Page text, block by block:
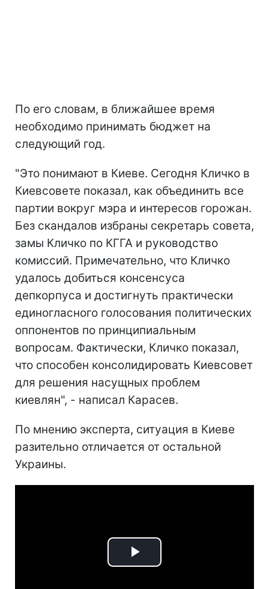
По его словам, в ближайшее время
необходимо принимать бюджет на
следующий год.
"Это понимают в Киеве. Сегодня Кличко в
Киевсовете показал, как объединить все
партии вокруг мэра и интересов горожан.
Без скандалов избраны секретарь совета,
замы Кличко по КГГА и руководство
комиссий. Примечательно, что Кличко
удалось добиться консенсуса
депкорпуса и достигнуть практически
единогласного голосования политических
оппонентов по принципиальным
вопросам. Фактически, Кличко показал,
что способен консолидировать Киевсовет
для решения насущных проблем
киевлян", - написал Карасев.
По мнению эксперта, ситуация в Киеве
разительно отличается от остальной
Украины.
Play